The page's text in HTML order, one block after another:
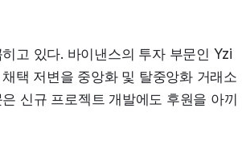
고 있다. 바이낸스의 투자 부문인 Yzi
택 저변을 중앙화 및 탈중앙화 거래소
신규 프로젝트 개발에도 후원을 아끼